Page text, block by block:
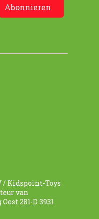
Abonnieren
Kidspoint-Toys
van
281-D 3931